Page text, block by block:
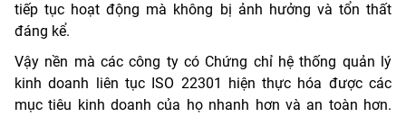
tiếp tục hoạt động mà không bị ảnh hưởng và tổn thất
đáng kể.
Vậy nền mà các công ty có Chứng chỉ hệ thống quản lý
kinh doanh liên tục ISO 22301 hiện thực hóa được các
mục tiêu kinh doanh của họ nhanh hơn và an toàn hơn.